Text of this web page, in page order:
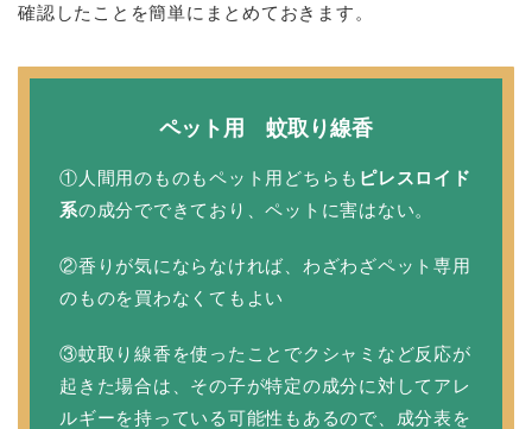
確認したことを簡単にまとめておきます。
ペット用 蚊取り線香
①人間用のものもペット用どちらも ピレスロイド
系の成分でできており、ペットに害はない。
②香りが気にならなければ、わざわざペット専用
のものを買わなくてもよい
③蚊取り線香を使ったことでクシャミなど反応が
起きた場合は、その子が特定の成分に対してアレ
ルギーを持っている可能性もあるので、成分表を